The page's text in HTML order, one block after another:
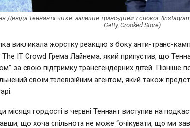
Девіда Теннанта чітке: залиште транс-дітей у спокої.
Getty, Crooked Store)
викликала жорстку реакцію з боку анти-транс-
The IT Crowd Грема Лайнема, який припустив, що
за свою підтримку трансгендерних дітей. Пізніше
своїм телевізійним агентом, який також
місяця гордості в червні Теннант виступив на
що хоча спільнота не може “очікувати, що ми